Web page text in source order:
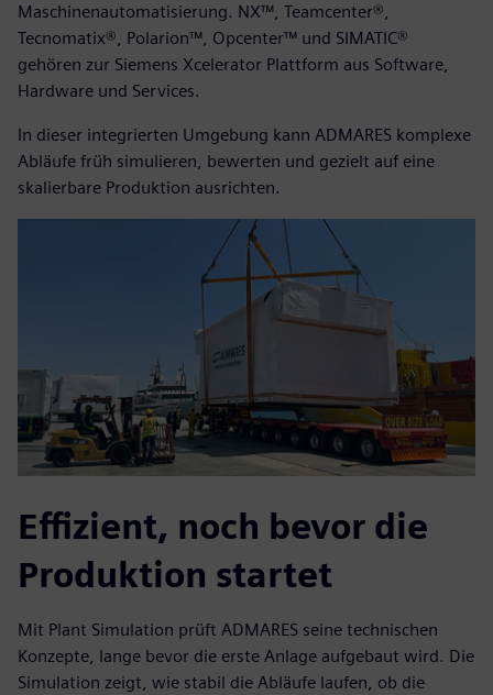
Maschinenautomatisierung. NX™, Teamcenter®,
Tecnomatix®, Polarion™, Opcenter™ und SIMATIC®
gehören zur Siemens Xcelerator Plattform aus Software,
Hardware und Services.
In dieser integrierten Umgebung kann ADMARES komplexe
Abläufe früh simulieren, bewerten und gezielt auf eine
skalierbare Produktion ausrichten.
Effizient, noch bevor die
Produktion startet
Mit Plant Simulation prüft ADMARES seine technischen
Konzepte, lange bevor die erste Anlage aufgebaut wird. Die
Simulation zeigt, wie stabil die Abläufe laufen, ob die